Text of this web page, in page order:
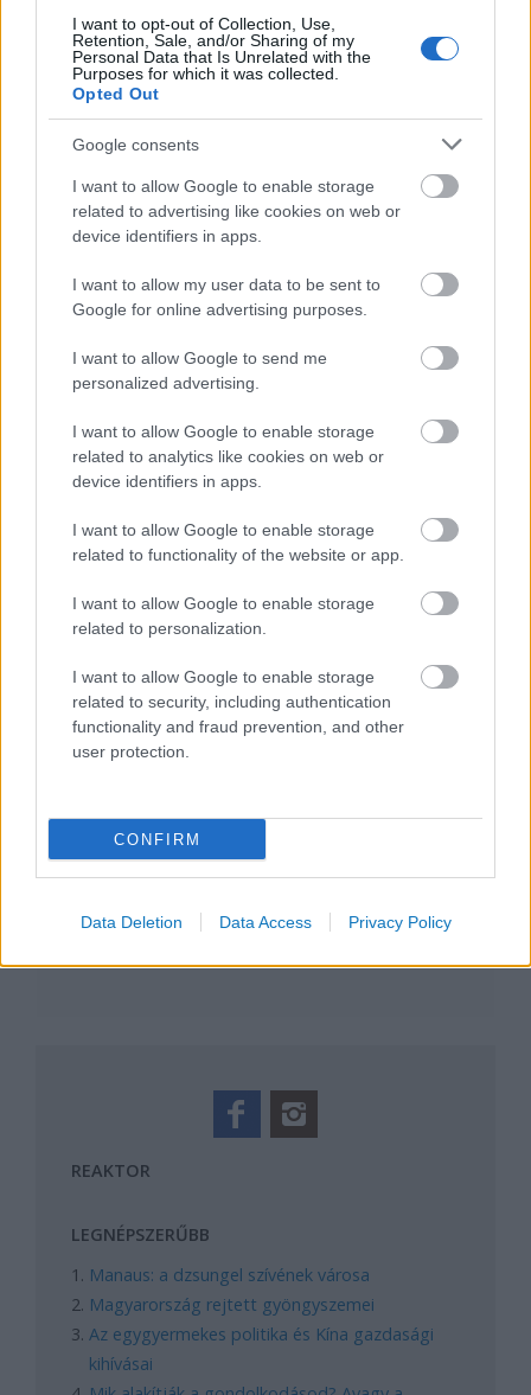
I want to opt-out of Collection, Use,
Retention, Sale, and/or Sharing of my
Personal Data that Is Unrelated with the
Purposes for which it was collected.
Opted Out
Google consents
I want to allow Google to enable storage
related to advertising like cookies on web or
device identifiers in apps.
I want to allow my user data to be sent to
Google for online advertising purposes.
I want to allow Google to send me
personalized advertising.
I want to allow Google to enable storage
related to analytics like cookies on web or
device identifiers in apps.
I want to allow Google to enable storage
related to functionality of the website or app.
I want to allow Google to enable storage
related to personalization.
I want to allow Google to enable storage
related to security, including authentication
functionality and fraud prevention, and other
user protection.
CONFIRM
Data Deletion Data Access Privacy Policy
sampon reklámozásakor használhatjuk. A technika
fejlődésével és a közösségi média platformok…
Tibi atya véleményvezér,
nem influenszer – Podcast
BY:REAKTOR.HU2020. JÚL 22.
Podcast letöltése Megnyitás Spotify-ban Megnyitás
Apple Podcasts-ben Megnyitás Youtube-on „Én
Reaktornak arról is beszél, miért jelent meg saját
névvel is, érez-e felelősséget a fiatalok…
REAKTOR
LEGNÉPSZERŰBB
Manaus: a dzsungel szívének városa
Magyarország rejtett gyöngyszemei
Az egygyermekes politika és Kína gazdasági
kihívásai